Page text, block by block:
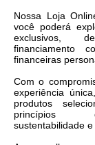
Nossa Loja
você poderá
exclusivos,
financiamento
financeiras
Com o
experiência
produtos
princípios
sustentabilidade e